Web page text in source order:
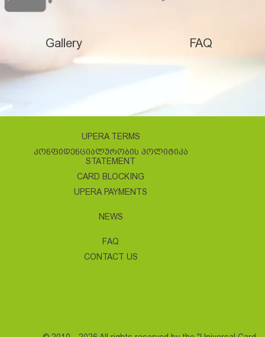
Gallery FAQ
UPERA TERMS
ᲙᲝᲜᲤᲘᲓᲔᲜᲪᲘᲐᲚᲣᲠᲝᲑᲘᲡ ᲞᲝᲚᲘᲢᲘᲙᲐ
STATEMENT
CARD BLOCKING
UPERA PAYMENTS
NEWS
FAQ
CONTACT US